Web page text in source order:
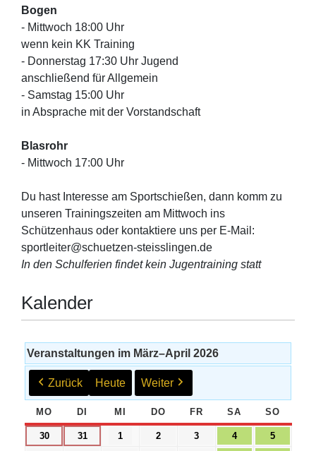
Bogen
- Mittwoch 18:00 Uhr
wenn kein KK Training
- Donnerstag 17:30 Uhr Jugend
anschließend für Allgemein
- Samstag 15:00 Uhr
in Absprache mit der Vorstandschaft
Blasrohr
- Mittwoch 17:00 Uhr
Du hast Interesse am Sportschießen, dann komm zu
unseren Trainingszeiten am Mittwoch ins
Schützenhaus oder kontaktiere uns per E-Mail:
sportleiter@schuetzen-steisslingen.de
In den Schulferien findet kein Jugentraining statt
Kalender
Veranstaltungen im März–April 2026
Zurück Heute Weiter
MO MONTAG
DI DIENSTAG
MI MITTWOCH
DO DONNERSTAG
FR FREITAG
SA SAMSTAG
SO
30 31 1 2 3 4 5